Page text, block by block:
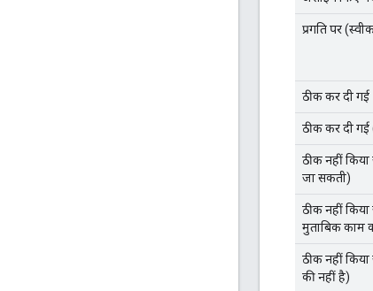
प्रगति पर
ठीक कर दी गई
ठीक कर दी गई
ठीक नहीं किया
जा सकती)
ठीक नहीं
मुताबिक काम
ठीक नहीं
की नहीं है)